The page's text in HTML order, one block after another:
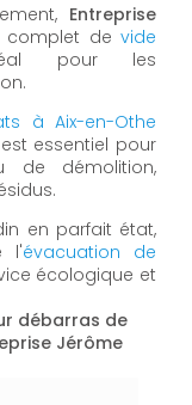
Entreprise
complet devide
pour les
à Aix-en-Othe
est essentiel pour
de démolition,
en parfait état,
l'évacuation de
écologique et
débarras de
Jérôme